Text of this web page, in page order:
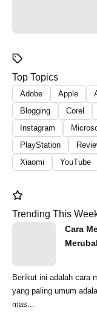
Top Topics
Adobe Apple
Blogging
Corel
Instagram
PlayStation
Xiaomi
YouTube
Trending This
Cara
Berikut ini adalah cara
yang paling umum
mas...